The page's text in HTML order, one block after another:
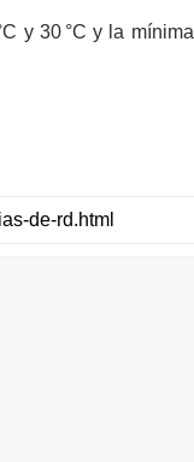
y 30 °C y la